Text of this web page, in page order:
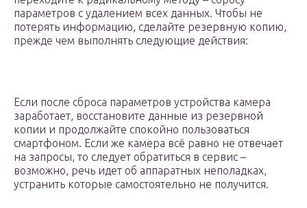
параметров с удалением всех данных. Чтобы не
потерять информацию, сделайте резервную копию,
прежде чем выполнять следующие действия:
Если после сброса параметров устройства камера
заработает, восстановите данные из резервной
копии и продолжайте спокойно пользоваться
смартфоном. Если же камера всё равно не отвечает
на запросы, то следует обратиться в сервис –
возможно, речь идет об аппаратных неполадках,
устранить которые самостоятельно не получится.